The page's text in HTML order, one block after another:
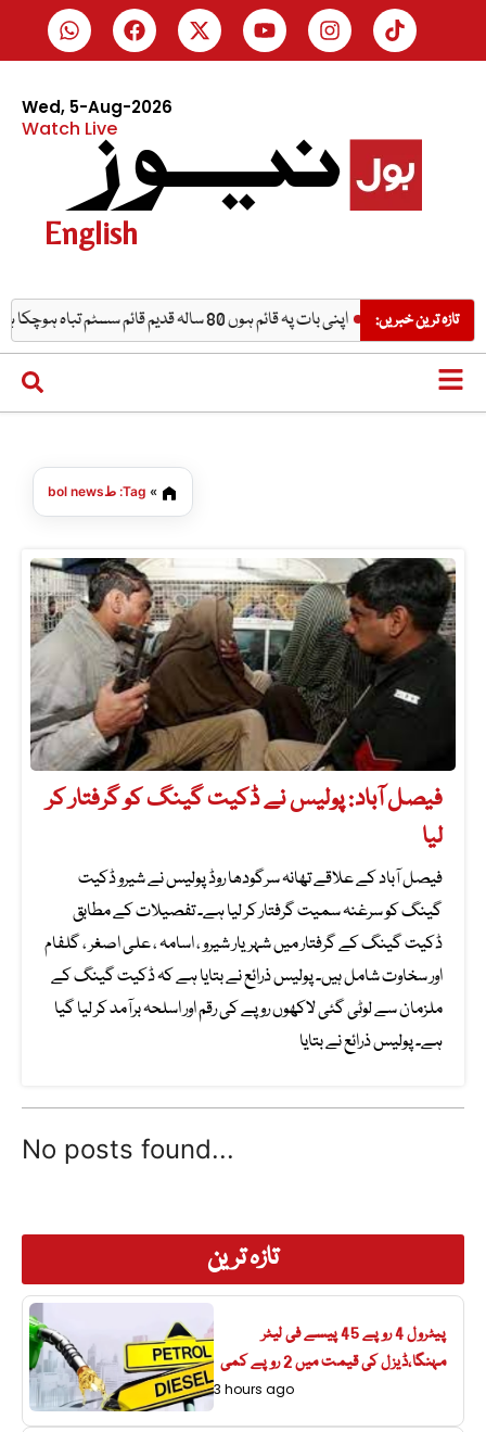
Wed, 5-Aug-2026
Watch Live
English
تازہ ترین خبریں:اپنی بات پہ قائم ہوں 80 سالہ قدیم قائم سسٹم تباہ ہوچکا ہے، محسن نقوی
» Tag: طbol news
تازہ ترین
پیٹرول 4 روپے 45 پیسے فی لیٹر
مہنگا،ڈیزل کی قیمت میں 2 روپے کمی
3 hours ago
فیصل آباد: پولیس نے ڈکیت گینگ کو گرفتار کر
لیا
فیصل آباد کے علاقے تھانہ سرگودھا روڈ پولیس نے شیرو ڈکیت
گینگ کو سرغنہ سمیت گرفتار کر لیا ہے۔ تفصیلات کے مطابق
ڈکیت گینگ کے گرفتار میں شہریار شیرو ، اسامہ ، علی اصغر ، گلفام
اور سخاوت شامل ہیں۔ پولیس ذرائع نے بتایا ہے کہ ڈکیت گینگ کے
ملزمان سے لوٹی گئی لاکھوں روپے کی رقم اور اسلحہ برآمد کر لیا گیا
ہے۔ پولیس ذرائع نے بتایا
No posts found...